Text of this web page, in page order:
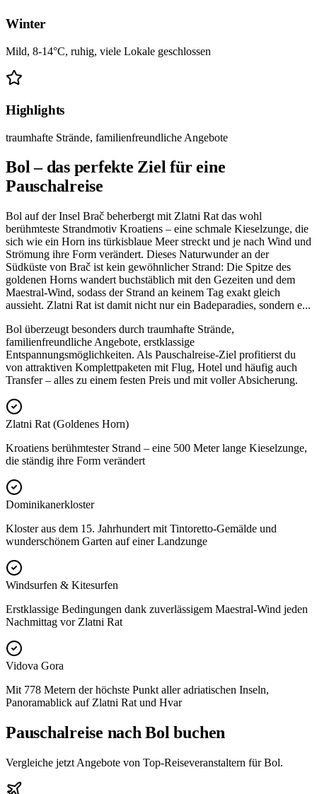
Winter
Mild, 8-14°C, ruhig, viele Lokale geschlossen
Highlights
traumhafte Strände, familienfreundliche Angebote
Bol – das perfekte Ziel für eine
Pauschalreise
Bol auf der Insel Brač beherbergt mit Zlatni Rat das wohl
berühmteste Strandmotiv Kroatiens – eine schmale Kieselzunge, die
sich wie ein Horn ins türkisblaue Meer streckt und je nach Wind und
Strömung ihre Form verändert. Dieses Naturwunder an der
Südküste von Brač ist kein gewöhnlicher Strand: Die Spitze des
goldenen Horns wandert buchstäblich mit den Gezeiten und dem
Maestral-Wind, sodass der Strand an keinem Tag exakt gleich
aussieht. Zlatni Rat ist damit nicht nur ein Badeparadies, sondern e...
Bol überzeugt besonders durch traumhafte Strände,
familienfreundliche Angebote, erstklassige
Entspannungsmöglichkeiten. Als Pauschalreise-Ziel profitierst du
von attraktiven Komplettpaketen mit Flug, Hotel und häufig auch
Transfer – alles zu einem festen Preis und mit voller Absicherung.
Zlatni Rat (Goldenes Horn)
Kroatiens berühmtester Strand – eine 500 Meter lange Kieselzunge,
die ständig ihre Form verändert
Dominikanerkloster
Kloster aus dem 15. Jahrhundert mit Tintoretto-Gemälde und
wunderschönem Garten auf einer Landzunge
Windsurfen & Kitesurfen
Erstklassige Bedingungen dank zuverlässigem Maestral-Wind jeden
Nachmittag vor Zlatni Rat
Vidova Gora
Mit 778 Metern der höchste Punkt aller adriatischen Inseln,
Panoramablick auf Zlatni Rat und Hvar
Pauschalreise nach Bol buchen
Vergleiche jetzt Angebote von Top-Reiseveranstaltern für Bol.